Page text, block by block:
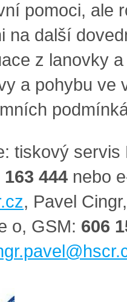
pomoci, ale
na další
z lanovky
a pohybu ve
: tiskový servis
163 444 nebo
, Pavel
o, GSM: 606